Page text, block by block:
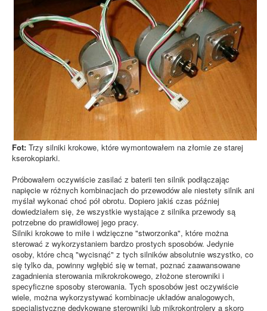
Fot: Trzy silniki krokowe, które wymontowałem na złomie ze starej
kserokopiarki.
Próbowałem oczywiście zasilać z baterii ten silnik podłączając
napięcie w różnych kombinacjach do przewodów ale niestety silnik ani
myślał wykonać choć pół obrotu. Dopiero jakiś czas później
dowiedziałem się, że wszystkie wystające z silnika przewody są
potrzebne do prawidłowej jego pracy.
Silniki krokowe to miłe i wdzięczne "stworzonka", które można
sterować z wykorzystaniem bardzo prostych sposobów. Jedynie
osoby, które chcą "wycisnąć" z tych silników absolutnie wszystko, co
się tylko da, powinny wgłębić się w temat, poznać zaawansowane
zagadnienia sterowania mikrokrokowego, złożone sterowniki i
specyficzne sposoby sterowania. Tych sposobów jest oczywiście
wiele, można wykorzystywać kombinacje układów analogowych,
specjalistyczne dedykowane sterowniki lub mikrokontrolery a skoro